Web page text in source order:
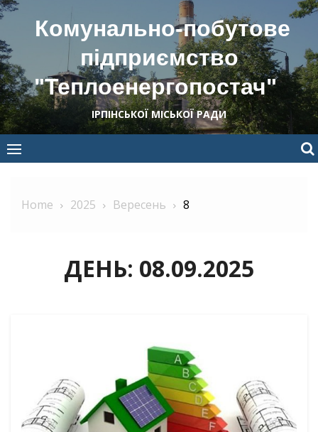
Skip
content
Комунально-побутове
підприємство
"Теплоенергопостач"
ІРПІНСЬКОЇ МІСЬКОЇ РАДИ
Home 2025 Вересень 8
ДЕНЬ: 08.09.2025